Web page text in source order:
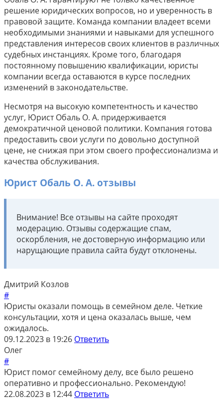
решение юридических вопросов, но и уверенность в
правовой защите. Команда компании владеет всеми
необходимыми знаниями и навыками для успешного
представления интересов своих клиентов в различных
судебных инстанциях. Кроме того, благодаря
постоянному повышению квалификации, юристы
компании всегда оставаются в курсе последних
изменений в законодательстве.
Несмотря на высокую компетентность и качество
услуг, Юрист Обаль О. А. придерживается
демократичной ценовой политики. Компания готова
предоставить свои услуги по довольно доступной
цене, не снижая при этом своего профессионализма и
качества обслуживания.
Юрист Обаль О. А. отзывы
Внимание! Все отзывы на сайте проходят
модерацию. Отзывы содержащие спам,
оскорбления, не достоверную информацию или
нарущающие правила сайта будут отклонены.
Дмитрий Козлов
#
Юристы оказали помощь в семейном деле. Четкие
консультации, хотя и цена оказалась выше, чем
ожидалось.
09.12.2023 в 19:26 Ответить
Олег
#
Юрист помог семейному делу, все было решено
оперативно и профессионально. Рекомендую!
22.08.2023 в 12:44 Ответить